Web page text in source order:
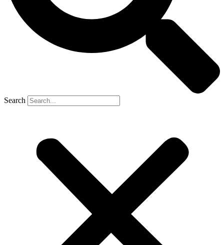
Search